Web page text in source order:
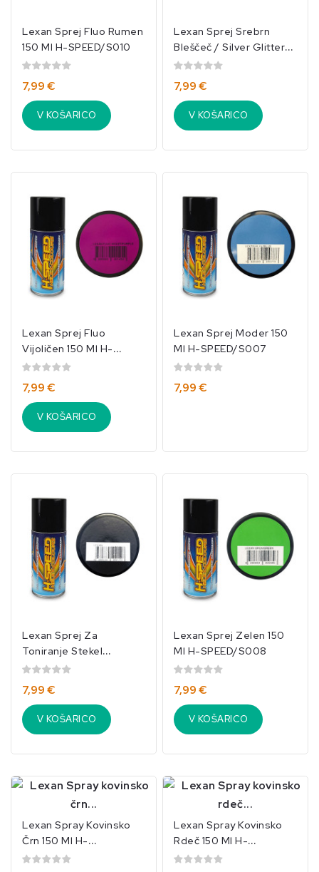
Lexan Sprej Fluo Rumen
150 Ml H-SPEED/S010
7,99 €
V KOŠARICO
Lexan Sprej Srebrn
Bleščeč / Silver Glitter
150 Ml H-SPEED/S026
7,99 €
V KOŠARICO
Lexan Sprej Fluo
Vijoličen 150 Ml H-
SPEED/S014
7,99 €
V KOŠARICO
Lexan Sprej Moder 150
Ml H-SPEED/S007
7,99 €
Lexan Sprej Za
Toniranje Stekel
“Smoke” 150 Ml H-
7,99 €
V KOŠARICO
Lexan Sprej Zelen 150
Ml H-SPEED/S008
7,99 €
V KOŠARICO
Lexan Spray Kovinsko
Črn 150 Ml H-
SPEED/HSPS027
Lexan Spray Kovinsko
Rdeč 150 Ml H-
SPEED/HSPS030